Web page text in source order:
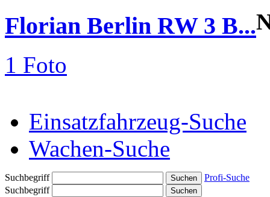
Florian Berlin RW 3 B...
1 Foto
Einsatzfahrzeug-Suche
Wachen-Suche
Suchbegriff
Profi-Suche
Suchbegriff